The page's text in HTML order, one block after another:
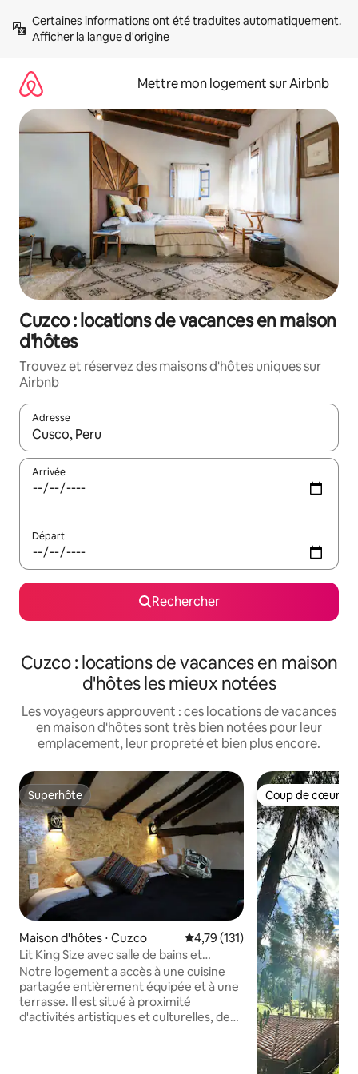
directement
Afficher la langue d'origine
Mettre mon logement sur Airbnb
Cuzco : locations de vacances en maison
d'hôtes
Trouvez et réservez des maisons d'hôtes uniques sur
Airbnb
Adresse
Lorsque les résultats s'affichent, utilisez les flèches vers le
Arrivée
Départ
Rechercher
Cuzco : locations de vacances en maison
d'hôtes les mieux notées
Les voyageurs approuvent : ces locations de vacances
en maison d'hôtes sont très bien notées pour leur
emplacement, leur propreté et bien plus encore.
Superhôte
Superhôte
Maison d'hôtes ⋅ Cuzco Évaluation moyenne sur la
4,79 (131)
Lit King Size avec salle de bains et
kitchenette à 350 m de la place
principale
Notre logement a accès à une cuisine
partagée entièrement équipée et à une
terrasse. Il est situé à proximité
d'activités artistiques et culturelles, de
Coup de cœur
Coup de cœur